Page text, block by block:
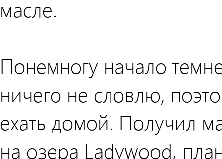
масле.
Понемногу начало
ничего не словлю,
ехать домой. Получил
на озера Ladywood,